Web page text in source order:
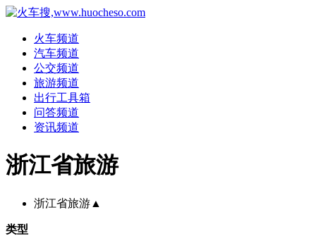
火车频道
汽车频道
公交频道
旅游频道
出行工具箱
问答频道
资讯频道
浙江省旅游
浙江省旅游 ▲
类型